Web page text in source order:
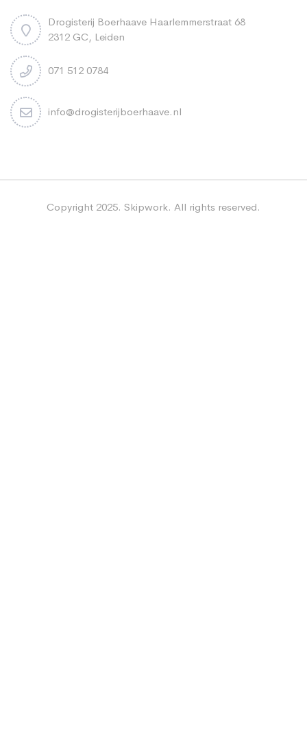
Drogisterij Boerhaave Haarlemmerstraat 68
2312 GC, Leiden
071 512 0784
info@drogisterijboerhaave.nl
Copyright 2025. Skipwork. All rights reserved.